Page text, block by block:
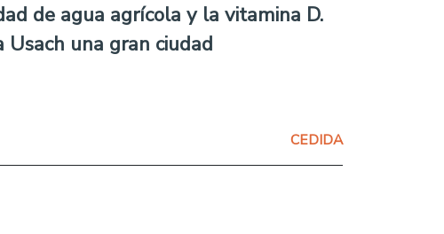
de agua agrícola y la vitamina D.
una gran ciudad
CEDIDA